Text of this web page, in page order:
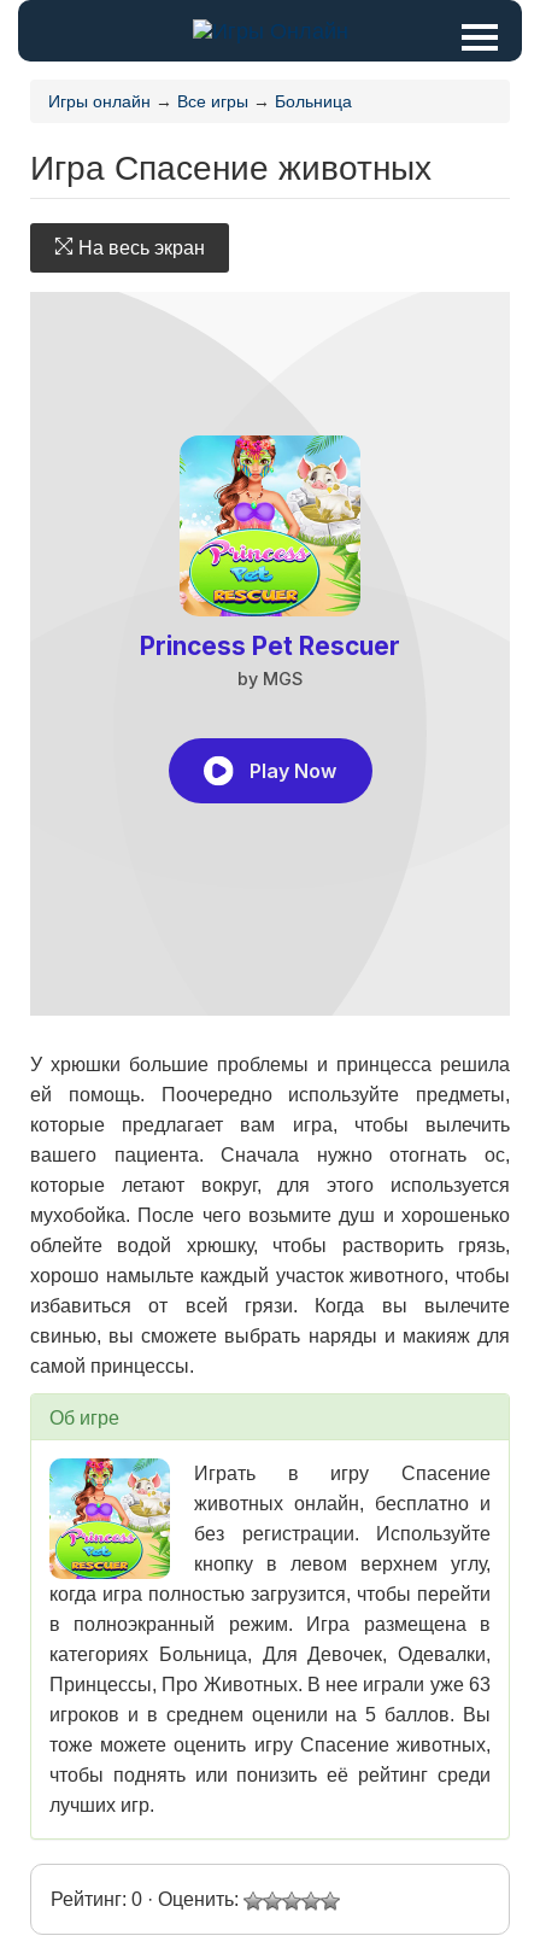
Игры онлайн → Все игры → Больница
Игра Спасение животных
На весь экран
У хрюшки большие проблемы и принцесса решила
ей помощь. Поочередно используйте предметы,
которые предлагает вам игра, чтобы вылечить
вашего пациента. Сначала нужно отогнать ос,
которые летают вокруг, для этого используется
мухобойка. После чего возьмите душ и хорошенько
облейте водой хрюшку, чтобы растворить грязь,
хорошо намыльте каждый участок животного, чтобы
избавиться от всей грязи. Когда вы вылечите
свинью, вы сможете выбрать наряды и макияж для
самой принцессы.
Об игре
Играть в игру Спасение
животных онлайн, бесплатно и
без регистрации. Используйте
кнопку в левом верхнем углу,
когда игра полностью загрузится, чтобы перейти
в полноэкранный режим. Игра размещена в
категориях Больница, Для Девочек, Одевалки,
Принцессы, Про Животных. В нее играли уже 63
игроков и в среднем оценили на 5 баллов. Вы
тоже можете оценить игру Спасение животных,
чтобы поднять или понизить её рейтинг среди
лучших игр.
Рейтинг: 0 · Оценить: